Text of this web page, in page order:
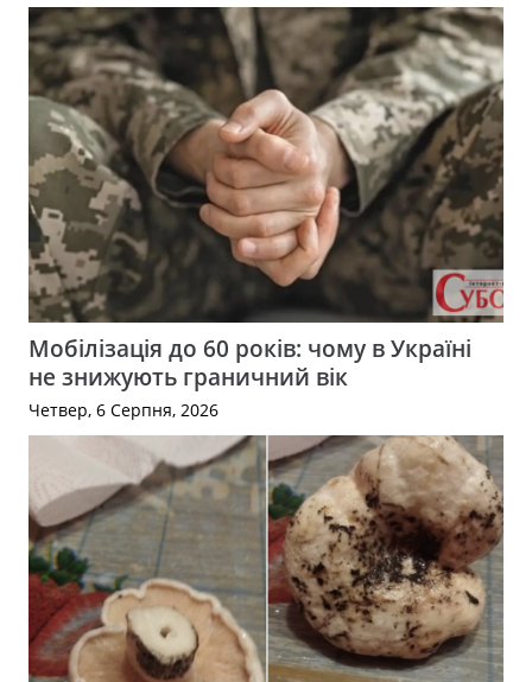
Мобілізація до 60 років: чому в Україні
не знижують граничний вік
Четвер, 6 Серпня, 2026